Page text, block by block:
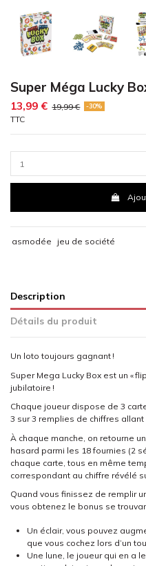
Super Méga Lucky
13,99 € 19,99 € -30%
TTC
asmodée jeu de société
Description
Détails du produit
Un loto toujours gagnant !
Super Mega Lucky Box est un «
jubilatoire !
Chaque joueur dispose de 3
3 sur 3 remplies de chiffres allant
À chaque manche, on retourne
hasard parmi les 18 fournies (2
chaque carte, tous en même
correspondant au chiffre révélé
Quand vous finissez de remplir
vous obtenez le bonus se
Un éclair, vous pouvez
que vous cochez lors d’un
Une lune, le joueur qui en a